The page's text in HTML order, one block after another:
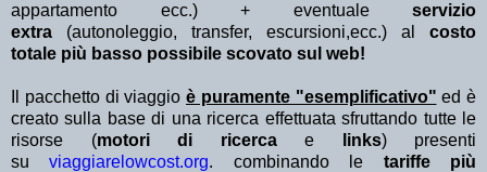
appartamento ecc.) + eventuale servizio
extra (autonoleggio, transfer, escursioni,ecc.) al costo
totale più basso possibile scovato sul web!
Il pacchetto di viaggio è puramente "esemplificativo" ed è
creato sulla base di una ricerca effettuata sfruttando tutte le
risorse (motori di ricerca e links) presenti
suviaggiarelowcost.org. combinando le tariffe più